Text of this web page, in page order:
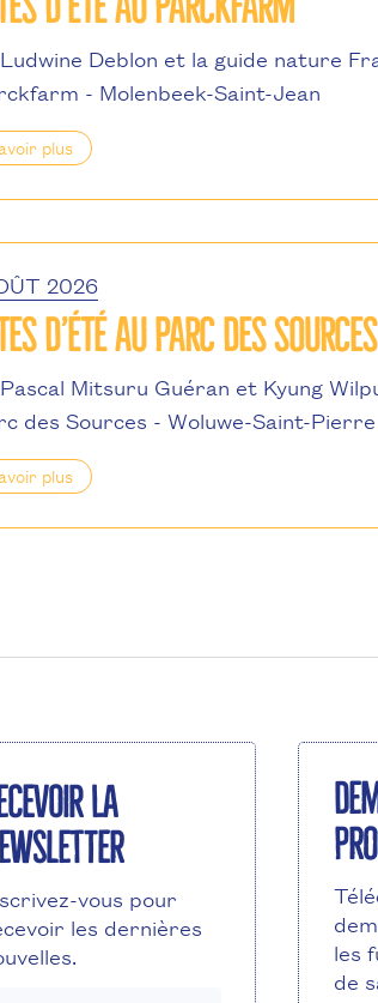
Deblon et la guide nature
- Molenbeek-Saint-Jean
plus
2026
D’ÉTÉ AU PARC DES SOURCES
Mitsuru Guéran et Kyung
des Sources - Woluwe-Saint-Pierre
plus
la
vous pour
les dernières
les
de